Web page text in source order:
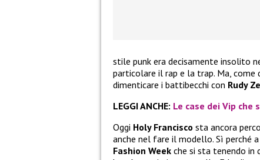
stile punk era decisamente insolito
particolare il rap e la trap. Ma, come
dimenticare i battibecchi con Rudy
LEGGI ANCHE: Le case dei Vip
Oggi Holy Francisco sta ancora
anche nel fare il modello. Sì perché
Fashion Week che si sta tenendo in